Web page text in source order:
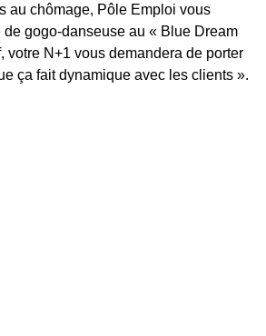
au chômage, Pôle Emploi vous
de gogo-danseuse au « Blue Dream
votre N+1 vous demandera de porter
ça fait dynamique avec les clients ».